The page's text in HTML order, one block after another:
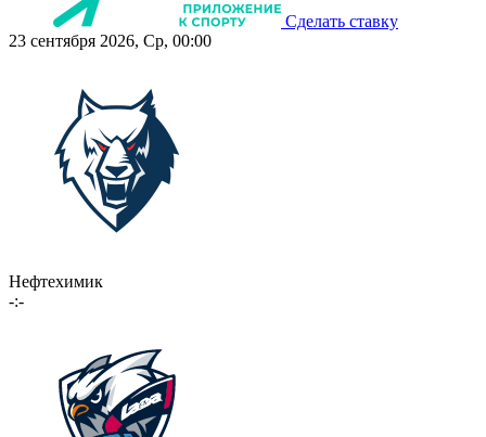
Сделать ставку
23 сентября 2026, Ср, 00:00
Нефтехимик
-:-